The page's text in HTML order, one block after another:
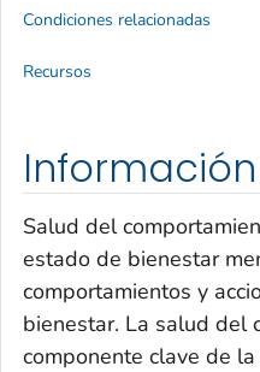
Salud del
estado de bienestar
comportamientos y
bienestar. La salud del
componente clave de
Condiciones relacionadas
Recursos